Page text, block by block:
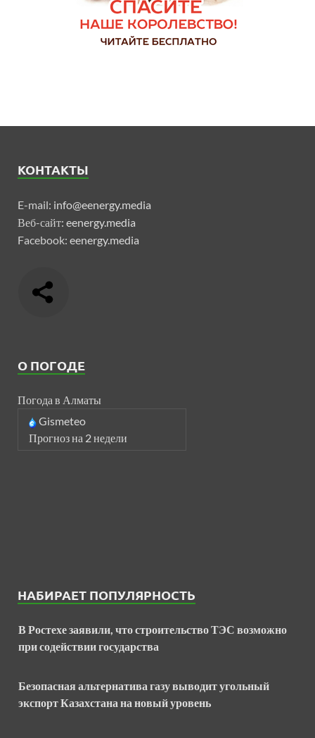
КОНТАКТЫ
E-mail: info@eenergy.media
Веб-сайт: eenergy.media
Facebook: eenergy.media
О ПОГОДЕ
Погода в Алматы
Gismeteo
Прогноз на 2 недели
НАБИРАЕТ ПОПУЛЯРНОСТЬ
В Ростехе заявили, что строительство ТЭС возможно
при содействии государства
Безопасная альтернатива газу выводит угольный
экспорт Казахстана на новый уровень